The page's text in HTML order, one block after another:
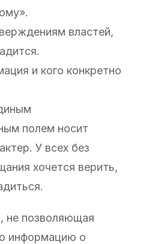
властей,
и кого конкретно
полем носит
У всех без
хочется верить,
не позволяющая
информацию о